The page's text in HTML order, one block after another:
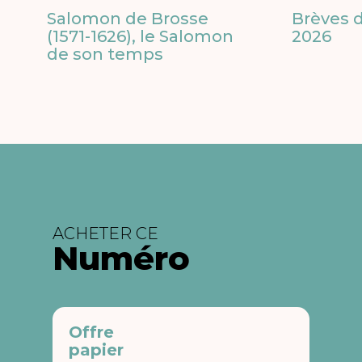
Salomon de Brosse
(1571-1626), le Salomon
de son temps
Brèves
2026
ACHETER CE
Numéro
Offre
papier